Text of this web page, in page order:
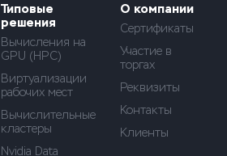
Типовые
решения
Вычисления на
GPU (HPC)
Виртуализации
рабочих мест
Вычислительные
кластеры
Nvidia Data
О компании
Сертификаты
Участие в
торгах
Реквизиты
Контакты
Клиенты